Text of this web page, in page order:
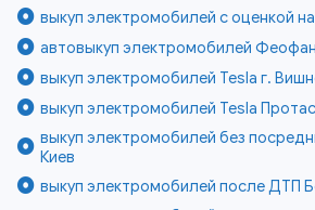
выкуп электромобилей с оценкой
автовыкуп электромобилей
выкуп электромобилей Tesla г.
выкуп электромобилей Tesla
выкуп электромобилей без
Киев
выкуп электромобилей после ДТП